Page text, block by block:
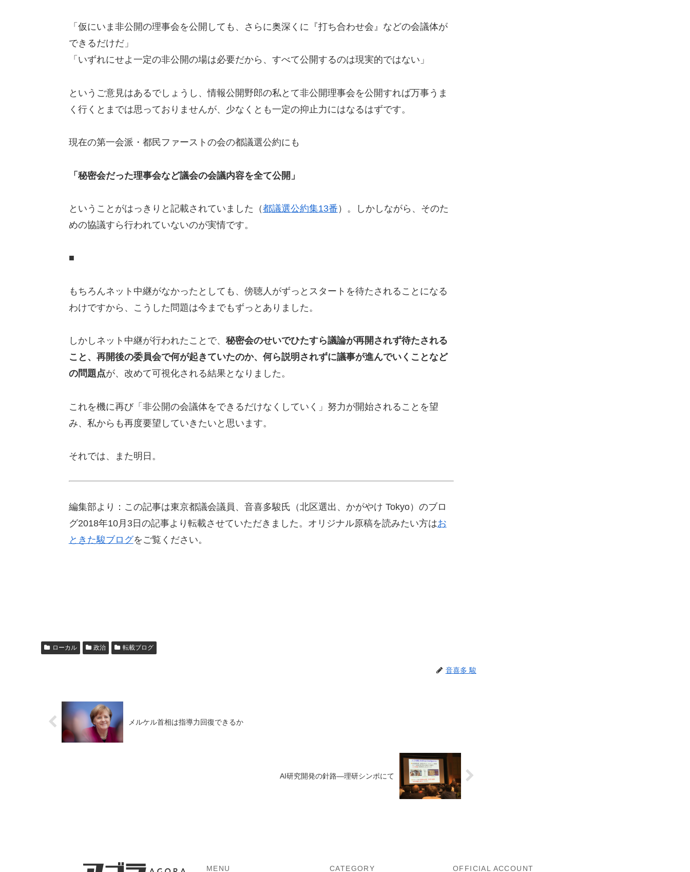
「仮にいま非公開の理事会を公開しても、さらに奥深くに『打ち合わせ会』などの会議体が
できるだけだ」
「いずれにせよ一定の非公開の場は必要だから、すべて公開するのは現実的ではない」
というご意見はあるでしょうし、情報公開野郎の私とて非公開理事会を公開すれば万事うま
く行くとまでは思っておりませんが、少なくとも一定の抑止力にはなるはずです。
現在の第一会派・都民ファーストの会の都議選公約にも
「秘密会だった理事会など議会の会議内容を全て公開」
ということがはっきりと記載されていました（都議選公約集13番 ）。しかしながら、そのた
めの協議すら行われていないのが実情です。
■
もちろんネット中継がなかったとしても、傍聴人がずっとスタートを待たされることになる
わけですから、こうした問題は今までもずっとありました。
しかしネット中継が行われたことで、 秘密会のせいでひたすら議論が再開されず待たされる
こと、再開後の委員会で何が起きていたのか、何ら説明されずに議事が進んでいくことなど
の問題点が、改めて可視化される結果となりました。
これを機に再び「非公開の会議体をできるだけなくしていく」努力が開始されることを望
み、私からも再度要望していきたいと思います。
それでは、また明日。
編集部より：この記事は東京都議会議員、音喜多駿氏（北区選出、かがやけ Tokyo）のブロ
グ2018年10月3日の記事より転載させていただきました。オリジナル原稿を読みたい方はお
ときた駿ブログをご覧ください。
ローカル 政治 転載ブログ
音喜多 駿
メルケル首相は指導力回復できるか
AI研究開発の針路―理研シンポにて
MENU CATEGORY OFFICIAL ACCOUNT